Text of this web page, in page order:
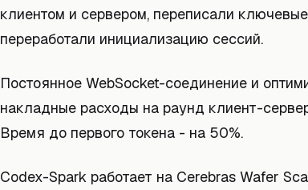
клиентом и сервером, переписали
переработали инициализацию сессий.
Постоянное WebSocket-соединение и
накладные расходы на раунд клиент-
Время до первого токена - на 50%.
Codex-Spark работает на Cerebras Wafer